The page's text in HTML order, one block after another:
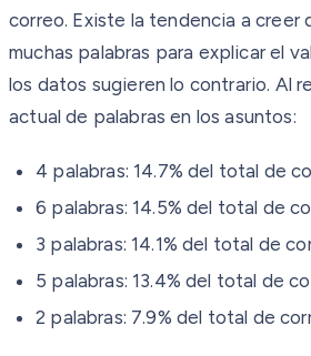
correo. Existe la tendencia a creer
muchas palabras para explicar el
los datos sugieren lo contrario. Al
actual de palabras en los asuntos:
4 palabras: 14.7% del total de
6 palabras: 14.5% del total de
3 palabras: 14.1% del total de
5 palabras: 13.4% del total de
2 palabras: 7.9% del total de